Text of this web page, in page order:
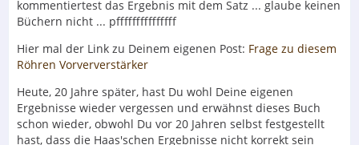
kommentiertest das Ergebnis mit dem Satz ... glaube keinen
Büchern nicht ... pfffffffffffffff
Hier mal der Link zu Deinem eigenen Post: Frage zu diesem
Röhren Vorververstärker
Heute, 20 Jahre später, hast Du wohl Deine eigenen
Ergebnisse wieder vergessen und erwähnst dieses Buch
schon wieder, obwohl Du vor 20 Jahren selbst festgestellt
hast, dass die Haas'schen Ergebnisse nicht korrekt sein